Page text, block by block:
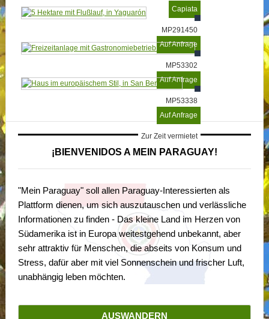
Capiata
MP291450
Auf Anfrage
MP53302
Auf Anfrage
MP53338
Auf Anfrage
Zur Zeit vermietet
¡BIENVENIDOS A MEIN PARAGUAY!
"Mein Paraguay" soll allen Paraguay-Interessierten als
Plattform dienen, um sich auszutauschen und verlässliche
Informationen zu finden - Das kleine Land im Herzen von
Südamerika ist in Europa weitestgehend unbekannt, aber
sehr attraktiv für Menschen, die abseits von Konsum und
Stress, dafür aber mit viel Sonnenschein und frischer Luft,
unabhängig leben möchten.
AUSWANDERN